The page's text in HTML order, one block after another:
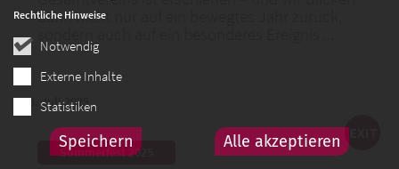
Notwendig
Externe Inhalte
Statistiken
Speichern Alle akzeptieren
Rechtliche Hinweise
darin nicht nur auf ein bewegtes Jahr zurück,
Sommerfest 2025
8. Juli 2025